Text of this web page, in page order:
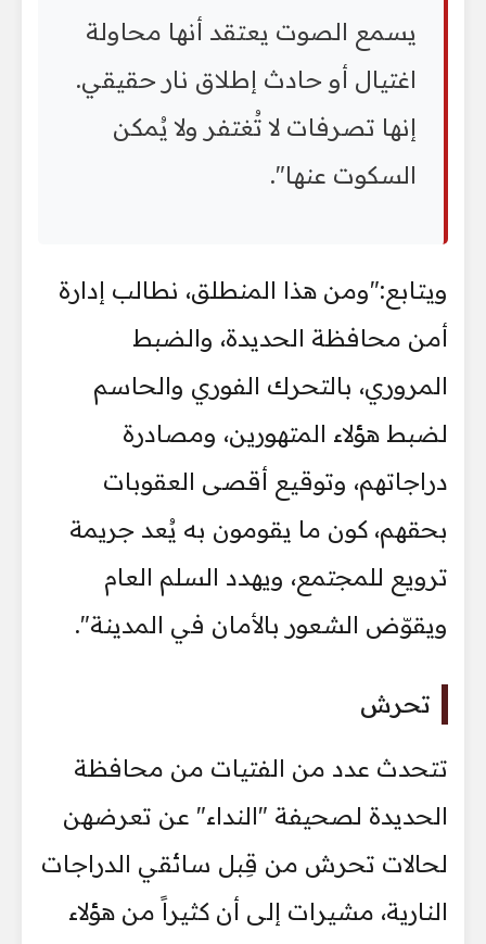
يسمع الصوت يعتقد أنها محاولة
اغتيال أو حادث إطلاق نار حقيقي.
إنها تصرفات لا تُغتفر ولا يُمكن
السكوت عنها".
ويتابع:"ومن هذا المنطلق، نطالب إدارة
أمن محافظة الحديدة، والضبط
المروري، بالتحرك الفوري والحاسم
لضبط هؤلاء المتهورين، ومصادرة
دراجاتهم، وتوقيع أقصى العقوبات
بحقهم، كون ما يقومون به يُعد جريمة
ترويع للمجتمع، ويهدد السلم العام
ويقوّض الشعور بالأمان في المدينة".
تحرش
تتحدث عدد من الفتيات من محافظة
الحديدة لصحيفة "النداء" عن تعرضهن
لحالات تحرش من قِبل سائقي الدراجات
النارية، مشيرات إلى أن كثيراً من هؤلاء